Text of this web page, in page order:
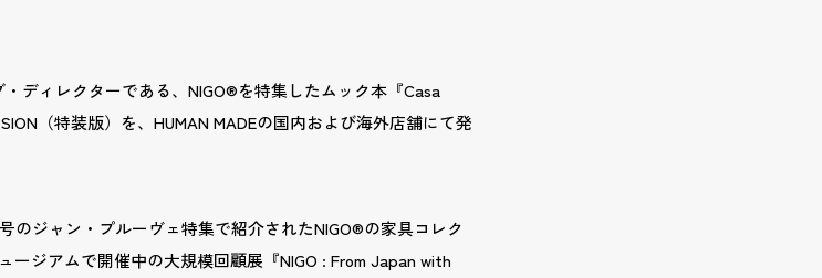
ディレクターである、NIGO®を特集したムック本『Casa
（特装版）を、HUMAN MADEの国内および海外店舗にて発
のジャン・プルーヴェ特集で紹介されたNIGO®の家具コレク
ージアムで開催中の大規模回顧展『NIGO : From Japan with